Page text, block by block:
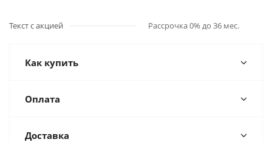
Текст с акцией Рассрочка 0% до 36 мес.
Как купить
Оплата
Доставка